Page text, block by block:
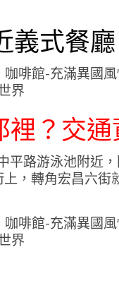
義式餐廳
裡？交
平路游泳池附近
，轉角宏昌六